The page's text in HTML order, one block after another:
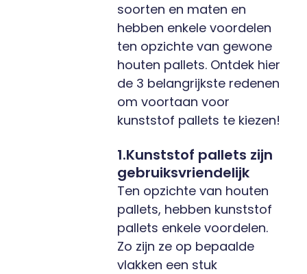
soorten en maten en
hebben enkele voordelen
ten opzichte van gewone
houten pallets. Ontdek hier
de 3 belangrijkste redenen
om voortaan voor
kunststof pallets te kiezen!
1.Kunststof pallets zijn
gebruiksvriendelijk
Ten opzichte van houten
pallets, hebben kunststof
pallets enkele voordelen.
Zo zijn ze op bepaalde
vlakken een stuk